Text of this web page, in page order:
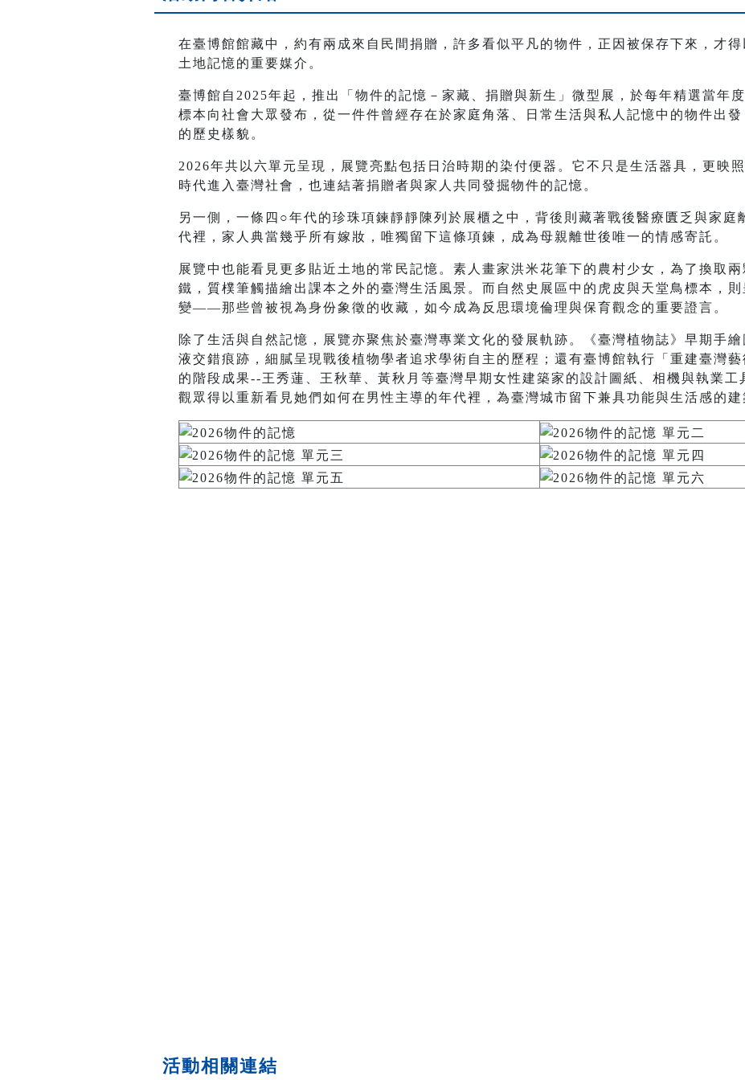
在臺博館館藏中，約有兩成來自民間捐贈，許多看似平凡的物件，正因被保存下來，才
土地記憶的重要媒介。
臺博館自2025年起，推出「物件的記憶－家藏、捐贈與新生」微型展，於每年精選當年
標本向社會大眾發布，從一件件曾經存在於家庭角落、日常生活與私人記憶中的物件出
的歷史樣貌。
2026年共以六單元呈現，展覽亮點包括日治時期的染付便器。它不只是生活器具，更映
時代進入臺灣社會，也連結著捐贈者與家人共同發掘物件的記憶。
另一側，一條四○年代的珍珠項鍊靜靜陳列於展櫃之中，背後則藏著戰後醫療匱乏與家
代裡，家人典當幾乎所有嫁妝，唯獨留下這條項鍊，成為母親離世後唯一的情感寄託。
展覽中也能看見更多貼近土地的常民記憶。素人畫家洪米花筆下的農村少女，為了換取
鐵，質樸筆觸描繪出課本之外的臺灣生活風景。而自然史展區中的虎皮與天堂鳥標本，
變——那些曾被視為身份象徵的收藏，如今成為反思環境倫理與保育觀念的重要證言。
除了生活與自然記憶，展覽亦聚焦於臺灣專業文化的發展軌跡。《臺灣植物誌》早期手
液交錯痕跡，細膩呈現戰後植物學者追求學術自主的歷程；還有臺博館執行「重建臺灣
的階段成果--王秀蓮、王秋華、黃秋月等臺灣早期女性建築家的設計圖紙、相機與執業工
觀眾得以重新看見她們如何在男性主導的年代裡，為臺灣城市留下兼具功能與生活感的建
活動相關連結